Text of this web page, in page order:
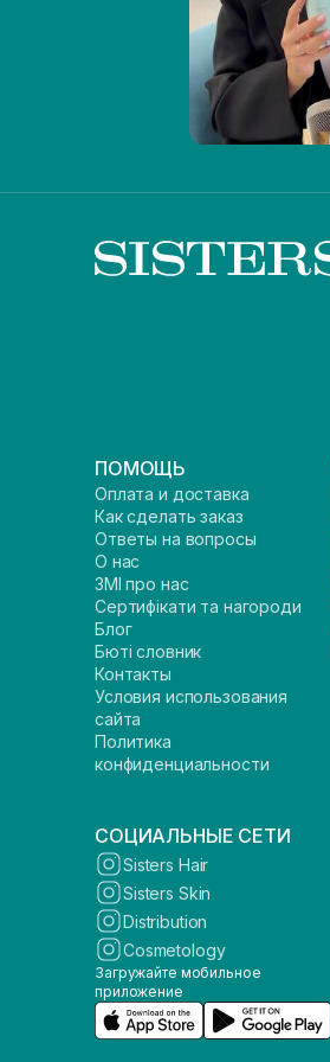
ПОМОЩЬ
Оплата и доставка
Как сделать заказ
Ответы на вопросы
О нас
ЗМІ про нас
Сертифікати та нагороди
Блог
Бюті словник
Контакты
Условия использования
сайта
Политика
конфиденциальности
СОЦИАЛЬНЫЕ СЕТИ
Sisters Hair
Sisters Skin
Distribution
Cosmetology
Загружайте мобильное
приложение